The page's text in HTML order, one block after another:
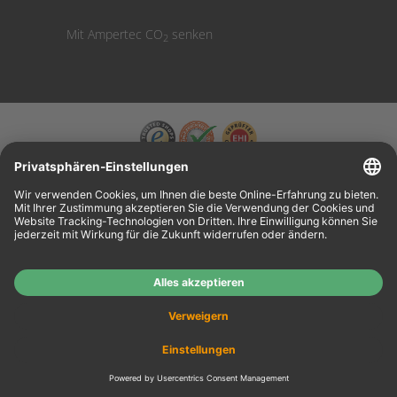
Mit Ampertec CO2 senken
Das Angebot unseres Web-Shops richtet sich nicht an
Wiederverkäufer. Wenn Sie Wiederverkäufer sind, registrieren Sie sich bitte in unserem